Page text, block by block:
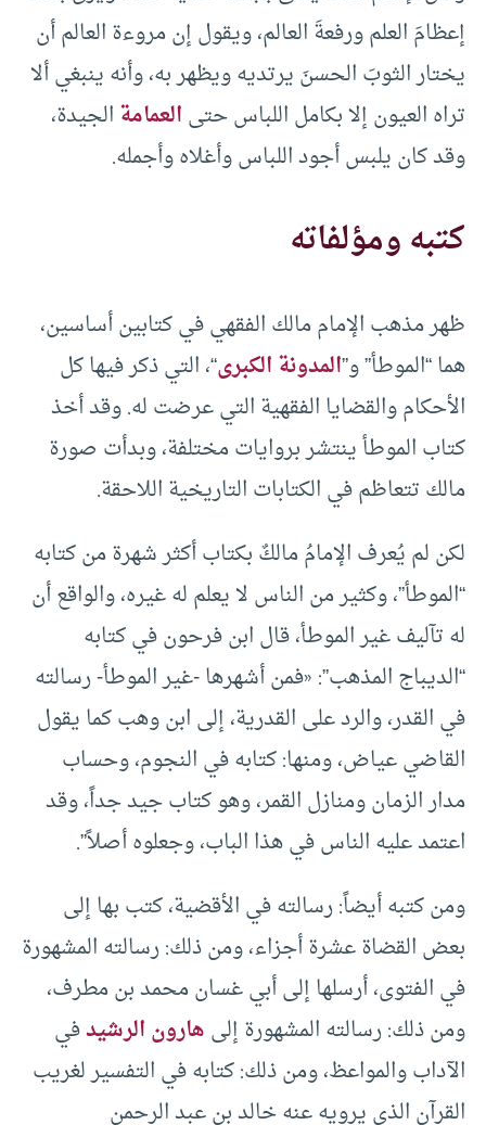
إعظامَ العلم ورفعةَ العالم، ويقول إن مروءة العالم أن
يختار الثوبَ الحسنَ يرتديه ويظهر به، وأنه ينبغي ألا
تراه العيون إلا بكامل اللباس حتىالعمامةالجيدة،
وقد كان يلبس أجود اللباس وأغلاه وأجمله.
كتبه ومؤلفاته
ظهر مذهب الإمام مالك الفقهي في كتابين أساسين،
هما “الموطأ” و”المدونة الكبرى“، التي ذكر فيها كل
الأحكام والقضايا الفقهية التي عرضت له. وقد أخذ
كتاب الموطأ ينتشر بروايات مختلفة، وبدأت صورة
مالك تتعاظم في الكتابات التاريخية اللاحقة.
لكن لم يُعرف الإمامُ مالكٌ بكتاب أكثر شهرة من كتابه
“الموطأ”، وكثير من الناس لا يعلم له غيره، والواقع أن
له تآليف غير الموطأ، قال ابن فرحون في كتابه
“الديباج المذهب”: «فمن أشهرها -غير الموطأ- رسالته
في القدر، والرد على القدرية، إلى ابن وهب كما يقول
القاضي عياض، ومنها: كتابه في النجوم، وحساب
مدار الزمان ومنازل القمر، وهو كتاب جيد جداً، وقد
اعتمد عليه الناس في هذا الباب، وجعلوه أصلاً”.
ومن كتبه أيضاً: رسالته في الأقضية، كتب بها إلى
بعض القضاة عشرة أجزاء، ومن ذلك: رسالته المشهورة
في الفتوى، أرسلها إلى أبي غسان محمد بن مطرف،
ومن ذلك: رسالته المشهورة إلىهارون الرشيدفي
الآداب والمواعظ، ومن ذلك: كتابه في التفسير لغريب
القرآن الذي يرويه عنه خالد بن عبد الرحمن